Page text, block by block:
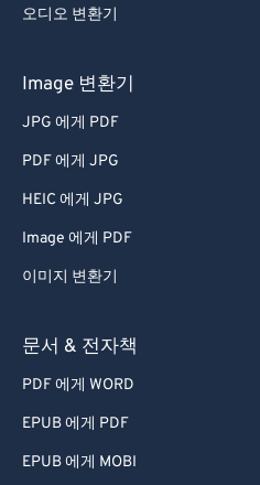
오디오 변환기
Image 변환기
JPG 에게 PDF
PDF 에게 JPG
HEIC 에게 JPG
Image 에게 PDF
이미지 변환기
문서 & 전자책
PDF 에게 WORD
EPUB 에게 PDF
EPUB 에게 MOBI